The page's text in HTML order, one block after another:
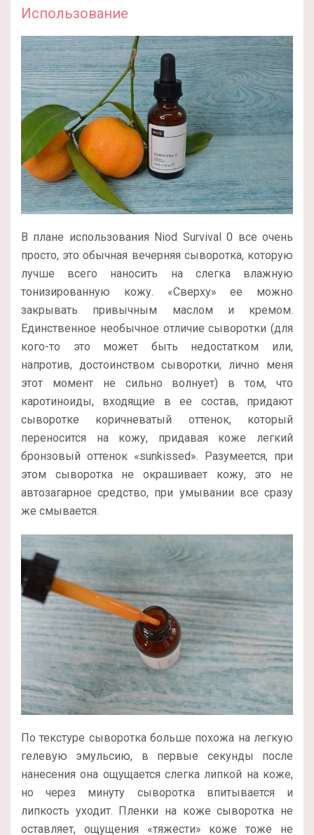
Использование
В плане использования Niod Survival 0 все очень
просто, это обычная вечерняя сыворотка, которую
лучше всего наносить на слегка влажную
тонизированную кожу. «Сверху» ее можно
закрывать привычным маслом и кремом.
Единственное необычное отличие сыворотки (для
кого-то это может быть недостатком или,
напротив, достоинством сыворотки, лично меня
этот момент не сильно волнует) в том, что
каротиноиды, входящие в ее состав, придают
сыворотке коричневатый оттенок, который
переносится на кожу, придавая коже легкий
бронзовый оттенок «sunkissed». Разумеется, при
этом сыворотка не окрашивает кожу, это не
автозагарное средство, при умывании все сразу
же смывается.
По текстуре сыворотка больше похожа на легкую
гелевую эмульсию, в первые секунды после
нанесения она ощущается слегка липкой на коже,
но через минуту сыворотка впитывается и
липкость уходит. Пленки на коже сыворотка не
оставляет, ощущения «тяжести» коже тоже не